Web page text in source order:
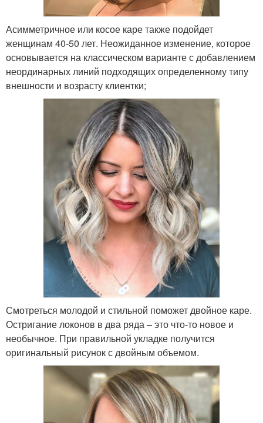
Асимметричное или косое каре также подойдет
женщинам 40-50 лет. Неожиданное изменение, которое
основывается на классическом варианте с добавлением
неординарных линий подходящих определенному типу
внешности и возрасту клиентки;
Смотреться молодой и стильной поможет двойное каре.
Остригание локонов в два ряда – это что-то новое и
необычное. При правильной укладке получится
оригинальный рисунок с двойным объемом.